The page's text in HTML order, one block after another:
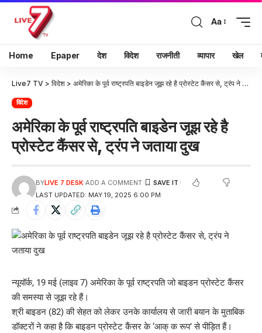
Aa
Home Epaper देश विदेश राजनीती व्यापार खेल
Live7 TV > विदेश > अमेरिका के पूर्व राष्ट्रपति बाइडेन जूझ रहे है प्रोस्टेट कैंसर से, ट्रंप ने जताया दुख
विदेश
अमेरिका के पूर्व राष्ट्रपति बाइडेन जूझ रहे है
प्रोस्टेट कैंसर से, ट्रंप ने जताया दुख
LAST UPDATED: MAY 19, 2025 6:00 PM
BYLIVE 7 DESK ADD A COMMENT
न्यूयॉर्क, 19 मई (लाइव 7) अमेरिका के पूर्व राष्ट्रपति जो बाइडन प्रोस्टेट कैंसर
की समस्या से जूझ रहे हैं।
श्री बाइडन (82) की सेहत को लेकर उनके कार्यालय से जारी बयान के मुताबिक
डॉक्टरों ने कहा है कि बाइडन प्रोस्टेट कैंसर के ‘आक् क रूप’ से पीड़ित हैं।